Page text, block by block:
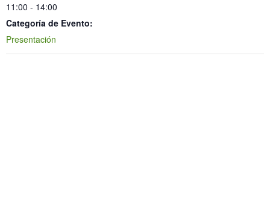
11:00 - 14:00
Categoría de Evento:
Presentación